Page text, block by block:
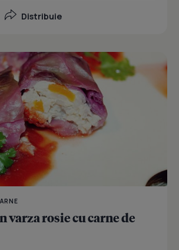
Distribuie
varza rosie cu carne de